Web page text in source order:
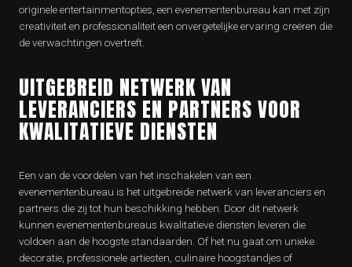
originele entertainmentopties, een evenementenbureau kan met zijn
creativiteit en professionaliteit een onvergetelijke ervaring creëren die
de verwachtingen overtreft.
UITGEBREID NETWERK VAN
LEVERANCIERS EN PARTNERS VOOR
KWALITATIEVE DIENSTEN
Een van de voordelen van het inschakelen van een
evenementenbureau is het uitgebreide netwerk van leveranciers en
partners die zij tot hun beschikking hebben. Door dit netwerk
kunnen evenementenbureaus kwalitatieve diensten leveren die
voldoen aan de hoogste standaarden. Of het nu gaat om unieke
decoratie, professionele artiesten, culinaire hoogstandjes of